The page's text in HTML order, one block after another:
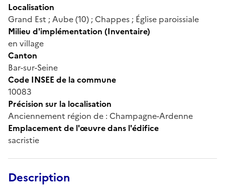
Localisation
Grand Est ; Aube (10) ; Chappes ; Église paroissiale
Milieu d'implémentation (Inventaire)
en village
Canton
Bar-sur-Seine
Code INSEE de la commune
10083
Précision sur la localisation
Anciennement région de : Champagne-Ardenne
Emplacement de l'œuvre dans l'édifice
sacristie
Description